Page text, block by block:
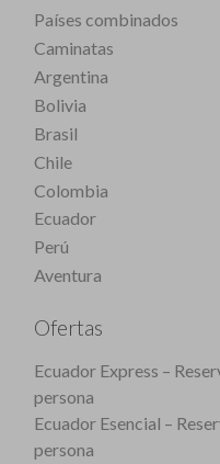
Países combinados
Caminatas
Argentina
Bolivia
Brasil
Chile
Colombia
Ecuador
Perú
Aventura
Ofertas
Ecuador Express –
persona
Ecuador Esencial –
persona